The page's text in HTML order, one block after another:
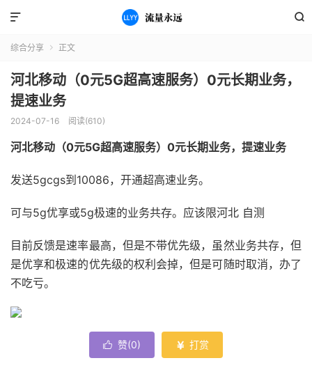


综合分享  正文
河北移动（0元5G超高速服务）0元长期业务，
提速业务
2024-07-16 阅读(610)
河北移动（0元5G超高速服务）0元长期业务，提速业务
发送5gcgs到10086，开通超高速业务。
可与5g优享或5g极速的业务共存。应该限河北 自测
目前反馈是速率最高，但是不带优先级，虽然业务共存，但
是优享和极速的优先级的权利会掉，但是可随时取消，办了
不吃亏。
 赞(0)  打赏